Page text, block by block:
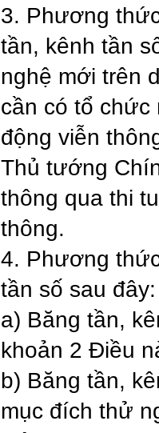
3. Phương
tần, kênh tần
nghệ mới trên
cần có tổ chức
động viễn
Thủ tướng
thông qua thi
thông.
4. Phương
tần số sau đây:
a) Băng tần,
khoản 2 Điều
b) Băng tần,
mục đích thử